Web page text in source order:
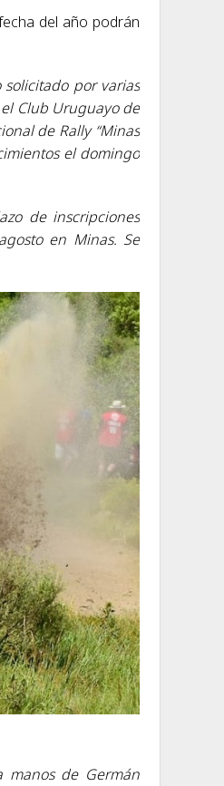
del año podrán
por varias
Club Uruguayo de
de Rally “Minas
el domingo
de inscripciones
en Minas. Se
manos de Germán